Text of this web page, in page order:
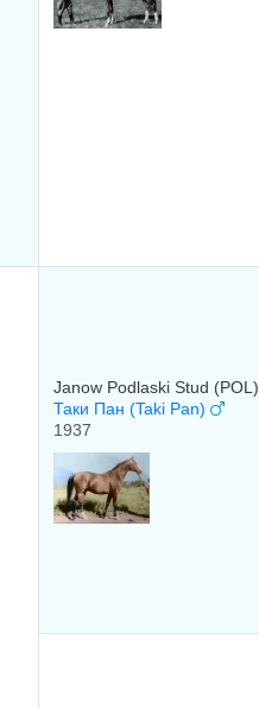
Janow Podlaski Stud (POL)
Таки Пан (Taki Pan)
1937